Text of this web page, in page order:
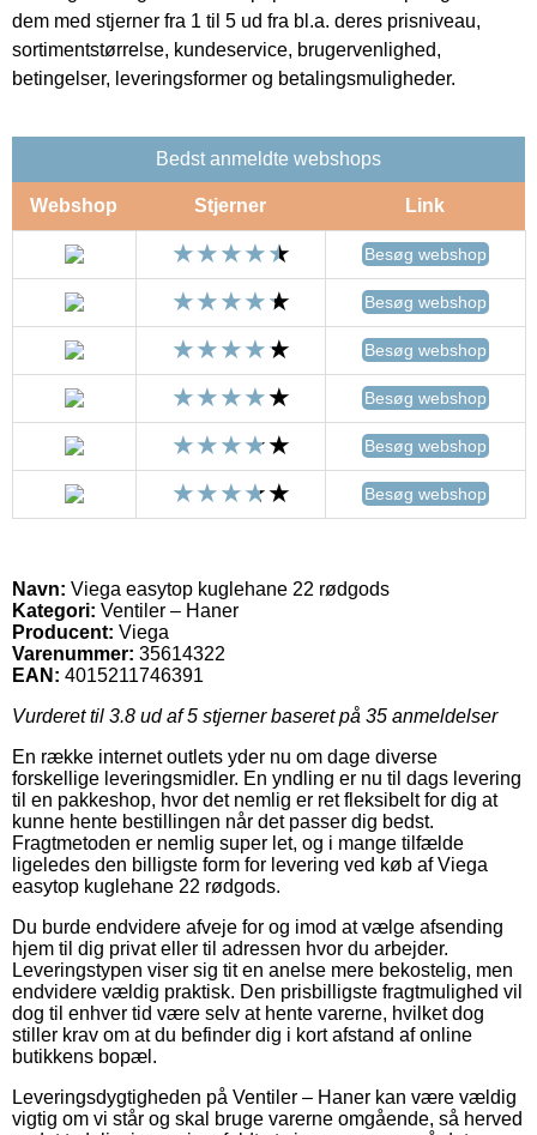
dem med stjerner fra 1 til 5 ud fra bl.a. deres prisniveau,
sortimentstørrelse, kundeservice, brugervenlighed,
betingelser, leveringsformer og betalingsmuligheder.
Bedst anmeldte webshops
Webshop Stjerner Link
Besøg webshop
Besøg webshop
Besøg webshop
Besøg webshop
Besøg webshop
Besøg webshop
Navn: Viega easytop kuglehane 22 rødgods
Kategori: Ventiler – Haner
Producent: Viega
Varenummer: 35614322
EAN: 4015211746391
Vurderet til 3.8 ud af 5 stjerner baseret på 35 anmeldelser
En række internet outlets yder nu om dage diverse
forskellige leveringsmidler. En yndling er nu til dags levering
til en pakkeshop, hvor det nemlig er ret fleksibelt for dig at
kunne hente bestillingen når det passer dig bedst.
Fragtmetoden er nemlig super let, og i mange tilfælde
ligeledes den billigste form for levering ved køb af Viega
easytop kuglehane 22 rødgods.
Du burde endvidere afveje for og imod at vælge afsending
hjem til dig privat eller til adressen hvor du arbejder.
Leveringstypen viser sig tit en anelse mere bekostelig, men
endvidere vældig praktisk. Den prisbilligste fragtmulighed vil
dog til enhver tid være selv at hente varerne, hvilket dog
stiller krav om at du befinder dig i kort afstand af online
butikkens bopæl.
Leveringsdygtigheden på Ventiler – Haner kan være vældig
vigtig om vi står og skal bruge varerne omgående, så herved